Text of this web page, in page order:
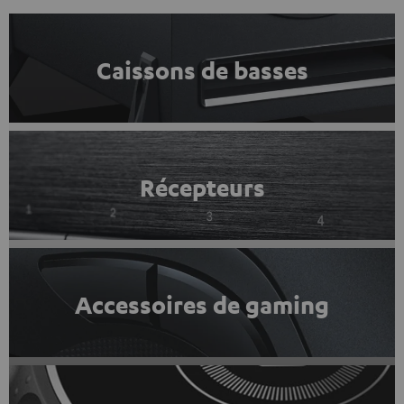
Caissons de basses
Récepteurs
Accessoires de gaming